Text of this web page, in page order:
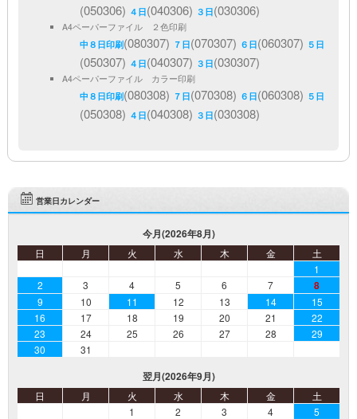
(050306) ４日(040306) ３日(030306)
A4ペーパーファイル ２色印刷
中８日印刷(080307) ７日(070307) ６日(060307) ５日
(050307) ４日(040307) ３日(030307)
A4ペーパーファイル カラー印刷
中８日印刷(080308) ７日(070308) ６日(060308) ５日
(050308) ４日(040308) ３日(030308)
営業日カレンダー
今月(2026年8月)
日 月 火 水 木 金
土
1
2
3 4 5 6 7 8
9 10 11 12 13 14
15
16
17 18 19 20 21
22
23
24 25 26 27 28
29
30
31
翌月(2026年9月)
日 月 火 水 木 金
土
1
2 3 4
5